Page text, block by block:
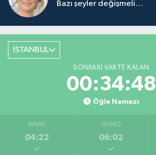
Bazı şeyler değişmeli…
İSTANBUL
SONRAKI VAKTE KALAN
00:34:48
Öğle Namazı
İMSAK
04:22
GÜNEŞ
06:02